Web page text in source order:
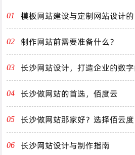
01 模板网站建设与定制网站设计
02 制作网站前需要准备什么？
03 长沙网站设计，打造企业的数
04 长沙做网站的首选，佰度云
05
长沙做网站那家好？选择佰云
验！
06 长沙网站设计与制作指南